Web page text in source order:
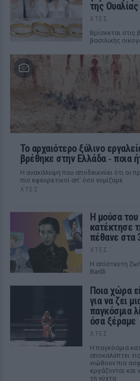
της Ουαλίας
ΧΤΕΣ
Βρίσκεται στις
βασιλικής
Το αρχαιότερο ξύλινο
βρέθηκε στην Ελλάδα ‑ ποια
Η ανακάλυψη που αποδεικνύει ότι οι
πιο εφευρετικοί απ’ όσο νομίζαμε
ΧΤΕΣ
Η μούσα
κατέκτησε
πέθανε στα
ΧΤΕΣ
Η απίστευτη
Barilli
Ποια χώρα
για να ζει
παγκόσμια
όσα ξέραμε
ΧΤΕΣ
Η παγκόσμια
αποκαλύπτει
νιώθουν πιο
εργάζονται και
τη νύχτα